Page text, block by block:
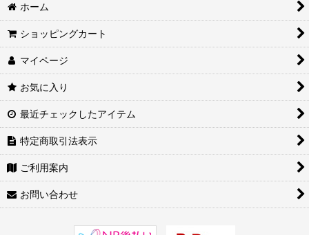
ホーム
ショッピングカート
マイページ
お気に入り
最近チェックしたアイテム
特定商取引法表示
ご利用案内
お問い合わせ